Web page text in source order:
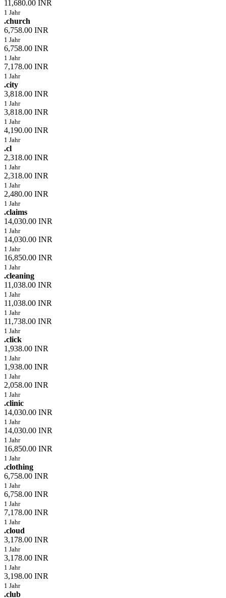
11,680.00 INR
1 Jahr
.church
6,758.00 INR
1 Jahr
6,758.00 INR
1 Jahr
7,178.00 INR
1 Jahr
.city
3,818.00 INR
1 Jahr
3,818.00 INR
1 Jahr
4,190.00 INR
1 Jahr
.cl
2,318.00 INR
1 Jahr
2,318.00 INR
1 Jahr
2,480.00 INR
1 Jahr
.claims
14,030.00 INR
1 Jahr
14,030.00 INR
1 Jahr
16,850.00 INR
1 Jahr
.cleaning
11,038.00 INR
1 Jahr
11,038.00 INR
1 Jahr
11,738.00 INR
1 Jahr
.click
1,938.00 INR
1 Jahr
1,938.00 INR
1 Jahr
2,058.00 INR
1 Jahr
.clinic
14,030.00 INR
1 Jahr
14,030.00 INR
1 Jahr
16,850.00 INR
1 Jahr
.clothing
6,758.00 INR
1 Jahr
6,758.00 INR
1 Jahr
7,178.00 INR
1 Jahr
.cloud
3,178.00 INR
1 Jahr
3,178.00 INR
1 Jahr
3,198.00 INR
1 Jahr
.club